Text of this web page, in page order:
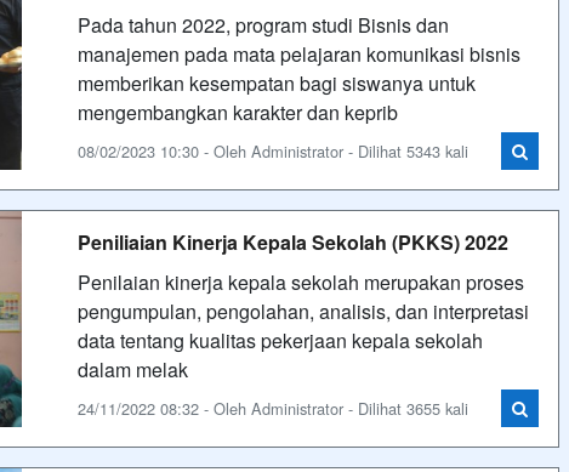
Pada tahun 2022, program studi Bisnis dan
manajemen pada mata pelajaran komunikasi bisnis
memberikan kesempatan bagi siswanya untuk
mengembangkan karakter dan keprib
08/02/2023 10:30 - Oleh Administrator - Dilihat 5343 kali
Peniliaian Kinerja Kepala Sekolah (PKKS) 2022
Penilaian kinerja kepala sekolah merupakan proses
pengumpulan, pengolahan, analisis, dan interpretasi
data tentang kualitas pekerjaan kepala sekolah
dalam melak
24/11/2022 08:32 - Oleh Administrator - Dilihat 3655 kali